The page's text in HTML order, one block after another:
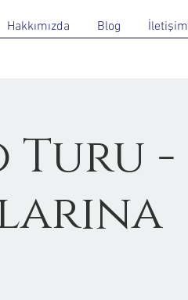
Hakkımızda Blog İletişim
Turu -